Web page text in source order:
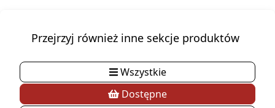
Przejrzyj również inne sekcje produktów
Wszystkie
Dostępne